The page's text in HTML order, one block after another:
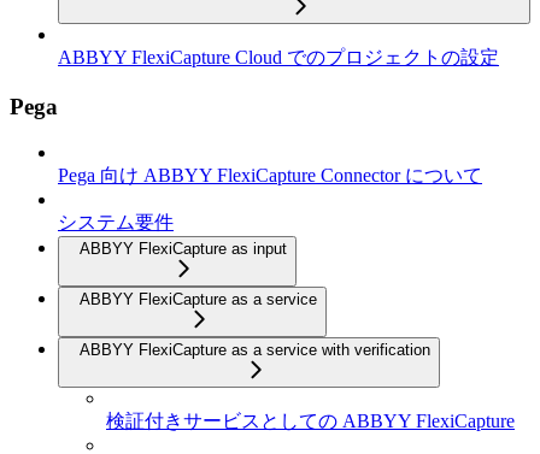
ABBYY FlexiCapture Cloud でのプロジェクトの設定
Pega
Pega 向け ABBYY FlexiCapture Connector について
システム要件
ABBYY FlexiCapture as input
ABBYY FlexiCapture as a service
ABBYY FlexiCapture as a service with verification
検証付きサービスとしての ABBYY FlexiCapture